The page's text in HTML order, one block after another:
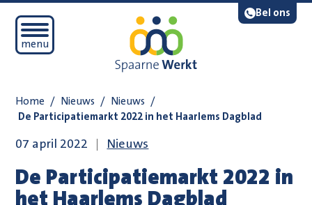
Bel ons
Open mobiel menu
menu
Lees voor
Home / Nieuws / Nieuws /
De Participatiemarkt 2022 in het Haarlems Dagblad
De Participatiemarkt 2022 in
het Haarlems Dagblad
07 april 2022 Nieuws